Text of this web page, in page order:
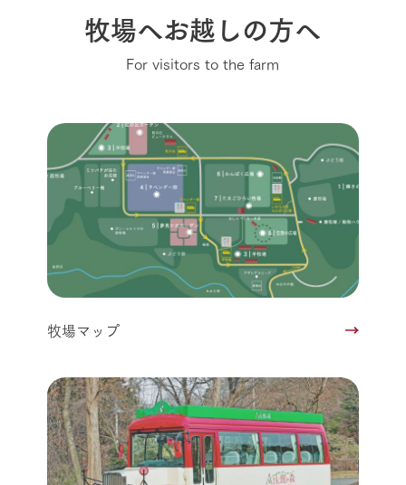
牧場へお越しの方へ
For visitors to the farm
牧場マップ